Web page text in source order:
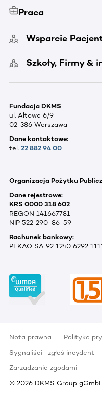
Praca
Wsparcie
Szkoły, Firmy &
Fundacja DKMS
ul. Altowa 6/9
02-386 Warszawa
Dane kontaktowe:
tel. 22 882 94 00
Organizacja Pożytku
Dane rejestrowe:
KRS 0000 318 602
REGON 141667781
NIP 522-290-86-59
Rachunek bankowy:
PEKAO SA 92 1240 6292
Nota prawna Polityka
Sygnaliści- zgłoś incydent
Zarządzanie zgodami
© 2026 DKMS Group